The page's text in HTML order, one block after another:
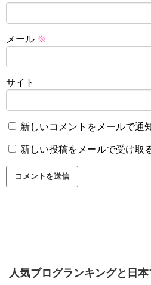
メール ※
サイト
新しいコメントをメールで通
新しい投稿をメールで受け取
人気ブログランキングと日